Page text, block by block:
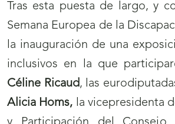
Tras esta puesta de largo, y
Semana Europea de la
la inauguración de una
inclusivos en la que
Céline Ricaud, las
Alicia Homs, la vicepresidenta